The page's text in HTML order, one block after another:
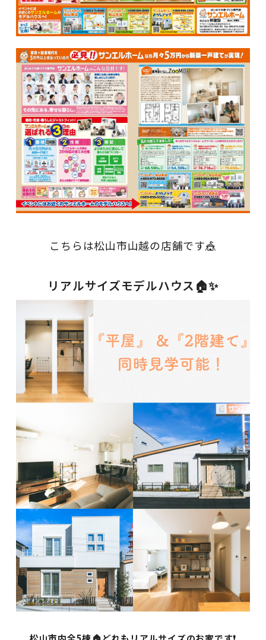
こちらは松山市山越の店舗です🎪
リアルサイズモデルハウス🏠✨